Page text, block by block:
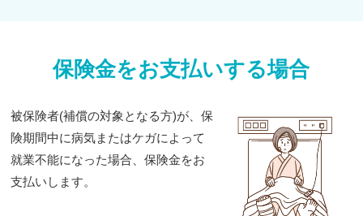
保険金をお支払いする場合
被保険者(補償の対象となる方)が、保
険期間中に病気またはケガによって
就業不能になった場合、保険金をお
支払いします。